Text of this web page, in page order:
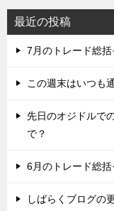
最近の投稿
7月のトレード総
この週末はいつも
先日のオジドルで
で？
6月のトレード総
しばらくブログの